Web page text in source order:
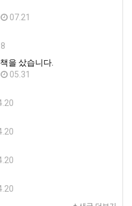
07.21
을 샀습니다.
05.31